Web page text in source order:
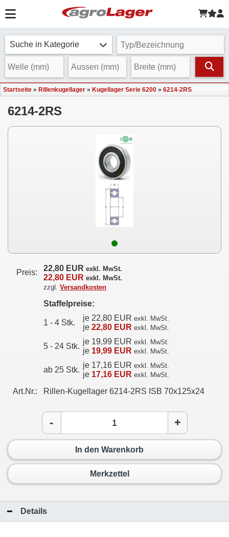
Suche in Kategorie
Startseite » Rillenkugellager » Kugellager Serie 6200 » 6214-2RS
6214-2RS
Preis: 22,80 EUR exkl. MwSt.
22,80 EUR exkl. MwSt.
zzgl. Versandkosten
Staffelpreise:
1 - 4 Stk.
je 22,80 EUR exkl. MwSt.
je 22,80 EUR exkl. MwSt.
5 - 24 Stk.
je 19,99 EUR exkl. MwSt.
je 19,99 EUR exkl. MwSt.
ab 25 Stk.
je 17,16 EUR exkl. MwSt.
je 17,16 EUR exkl. MwSt.
Art.Nr.: Rillen-Kugellager 6214-2RS ISB 70x125x24
- +
In den Warenkorb
Merkzettel
Details